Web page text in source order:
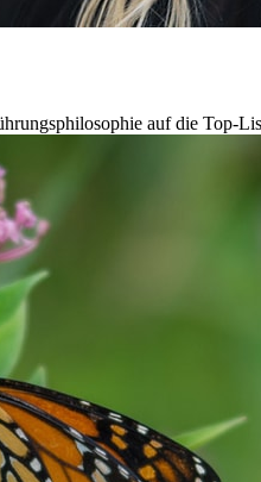
auf die Top-